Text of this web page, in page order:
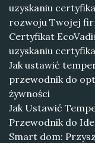
uzyskaniu
rozwoju Twojej
Certyfikat
uzyskaniu
Jak ustawić
przewodnik do
żywności
Jak Ustawić
Przewodnik do
Smart dom: